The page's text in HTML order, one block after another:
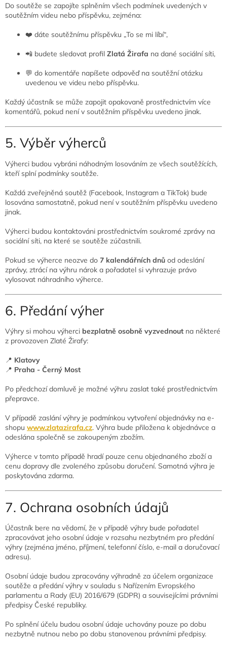
Do soutěže se zapojíte splněním všech podmínek uvedených v
soutěžním videu nebo příspěvku, zejména:
❤️ dáte soutěžnímu příspěvku „To se mi líbí“,
📲 budete sledovat profil Zlatá Žirafa na dané sociální síti,
💬 do komentáře napíšete odpověď na soutěžní otázku
uvedenou ve videu nebo příspěvku.
Každý účastník se může zapojit opakovaně prostřednictvím více
komentářů, pokud není v soutěžním příspěvku uvedeno jinak.
5. Výběr výherců
Výherci budou vybráni náhodným losováním ze všech soutěžících,
kteří splní podmínky soutěže.
Každá zveřejněná soutěž (Facebook, Instagram a TikTok) bude
losována samostatně, pokud není v soutěžním příspěvku uvedeno
jinak.
Výherci budou kontaktováni prostřednictvím soukromé zprávy na
sociální síti, na které se soutěže zúčastnili.
Pokud se výherce neozve do 7 kalendářních dnů od odeslání
zprávy, ztrácí na výhru nárok a pořadatel si vyhrazuje právo
vylosovat náhradního výherce.
6. Předání výher
Výhry si mohou výherci bezplatně osobně vyzvednout na některé
z provozoven Zlaté Žirafy:
📍 Klatovy
📍 Praha - Černý Most
Po předchozí domluvě je možné výhru zaslat také prostřednictvím
přepravce.
V případě zaslání výhry je podmínkou vytvoření objednávky na e-
shopu www.zlatazirafa.cz. Výhra bude přiložena k objednávce a
odeslána společně se zakoupeným zbožím.
Výherce v tomto případě hradí pouze cenu objednaného zboží a
cenu dopravy dle zvoleného způsobu doručení. Samotná výhra je
poskytována zdarma.
7. Ochrana osobních údajů
Účastník bere na vědomí, že v případě výhry bude pořadatel
zpracovávat jeho osobní údaje v rozsahu nezbytném pro předání
výhry (zejména jméno, příjmení, telefonní číslo, e-mail a doručovací
adresu).
Osobní údaje budou zpracovány výhradně za účelem organizace
soutěže a předání výhry v souladu s Nařízením Evropského
parlamentu a Rady (EU) 2016/679 (GDPR) a souvisejícími právními
předpisy České republiky.
Po splnění účelu budou osobní údaje uchovány pouze po dobu
nezbytně nutnou nebo po dobu stanovenou právními předpisy.